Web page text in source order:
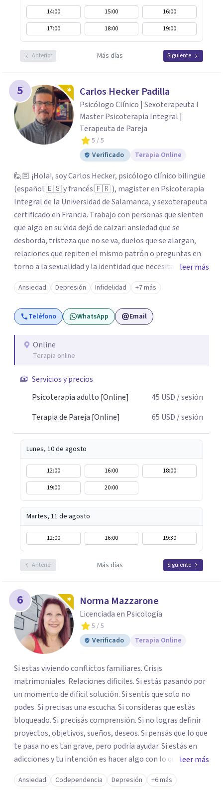
14:00 15:00
16:00
17:00
18:00 19:00
Anterior Más días Siguiente
5 Carlos Hecker Padilla
Psicólogo Clínico | Sexoterapeuta I
Master Psicoterapia Integral |
Terapeuta de Pareja
5 / 5
Verificado
Terapia Online
🙋🏻 ¡Hola!, soy Carlos Hecker, psicólogo clínico bilingüe
(español 🇪🇸 y francés 🇫🇷 ), magister en Psicoterapia
Integral de la Universidad de Salamanca, y sexoterapeuta
certificado en Francia. Trabajo con personas que sienten
que algo en su vida dejó de calzar: ansiedad que se
desborda, tristeza que no se va, duelos que se alargan,
relaciones que repiten el mismo patrón o preguntas en
torno a la sexualidad y la identidad que necesitan un
espacio seguro para ser habladas. Mi orientación teórica
integra una mirada Humanista-Relacional con Terapia
Breve, donde el modo en que te vinculas ocupa un lugar
central: cómo te relacionas contigo, con las demás
psicoterapia, cuento con especialización en sexoterapia,
por lo que también acompaño temas de salud sexual,
dificultades en el deseo, intimidad, orientación o
identidad. Busco que el espacio terapéutico sea un lugar
respeto y libertad. Trabajo con objetivos claros y
realistas, sin fórmulas rígidas: combinamos profundidad
emocional con una mirada práctica sobre tu vida diaria.
leer más
Ansiedad Depresión Infidelidad +7 más
Teléfono WhatsApp Email
Online
Terapia online
Servicios y precios
Psicoterapia adulto [Online]
45 USD / sesión
Terapia de Pareja [Online]
65 USD / sesión
Lunes, 10 de agosto
12:00 16:00
18:00
19:00
20:00
Martes, 11 de agosto
12:00 16:00 19:30
Anterior Más días Siguiente
6 Norma Mazzarone
Licenciada en Psicología
5 / 5
Verificado
Terapia Online
Si estas viviendo conflictos familiares. Crisis
matrimoniales. Relaciones dificiles. Si estás pasando por
un momento de difícil solución. Si sentís que solo no
podes. Si precisas una escucha. Si consideras que estás
bloqueado. Si precisás comprensión. Si no logras definir
proyectos, objetivos, sueños, deseos. Si pensás que lo que
te pasa no es tan grave, pero podría ayudar. Si estás en
adicciones y tu intención es hacer algo con lo que te está
pasando. No dudes en comunicarte a fin de comenzar a
resolver la situación que está generando esa angustia.
leer más
Ansiedad Codependencia Depresión +6 más